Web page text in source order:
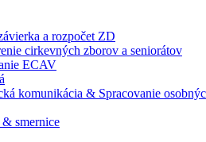
a rozpočet ZD
cirkevných zborov a seniorátov
ECAV
komunikácia & Spracovanie
smernice